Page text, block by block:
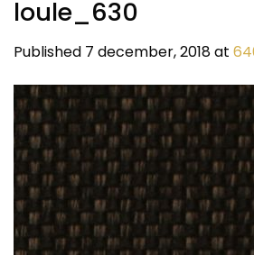
loule_630
Published 7 december, 2018at